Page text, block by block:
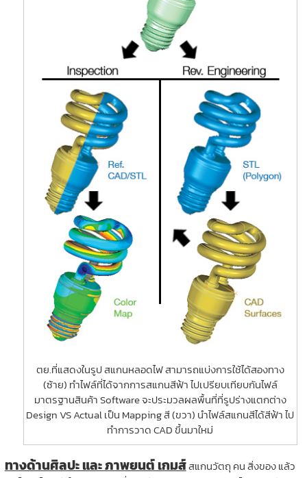
ตย.ที่แสดงในรูป สแกนหลอดไฟ สามารถแบ่งการใช้ได้สองทาง
(ซ้าย) ทำไฟล์ที่ได้จากการสแกนสีฟ้า ไปเปรียบเทียบกันไฟล์
มาตรฐานสินค้า Software จะประมวลผลพื้นที่ที่รูปร่างแตกต่าง
Design VS Actual เป็น Mapping สี (ขวา) นำไฟล์สแกนสีได้สีฟ้า ไป
ทำการวาด CAD ขึ้นมาใหม่
ทางด้านศิลปะ และ ภาพยนต์ เกมส์สแกนวัตถุ คน สิ่งของ แล้ว